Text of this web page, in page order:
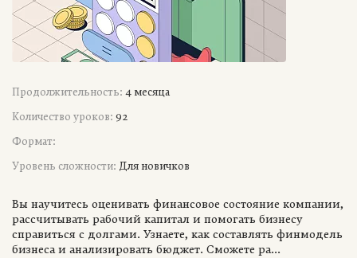
Продолжительность: 4 месяца
Количество уроков: 92
Формат:
Уровень сложности: Для новичков
Вы научитесь оценивать финансовое состояние компании,
рассчитывать рабочий капитал и помогать бизнесу
справиться с долгами. Узнаете, как составлять финмодель
бизнеса и анализировать бюджет. Сможете ра...